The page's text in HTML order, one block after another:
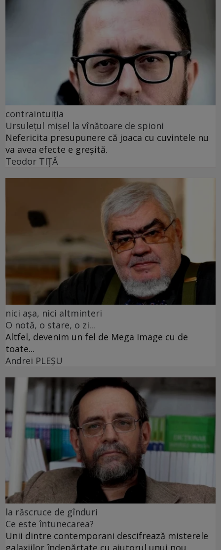
contraintuiția
Ursulețul mișel la vînătoare de spioni
Nefericita presupunere că joaca cu cuvintele nu
va avea efecte e greșită.
Teodor TIŢĂ
nici așa, nici altminteri
O notă, o stare, o zi...
Altfel, devenim un fel de Mega Image cu de
toate...
Andrei PLEŞU
la răscruce de gînduri
Ce este întunecarea?
Unii dintre contemporani descifrează misterele